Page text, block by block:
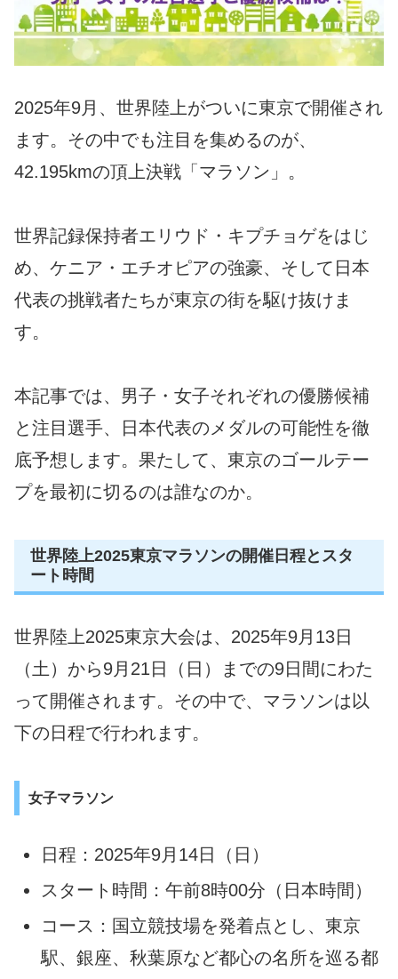
2025年9月、世界陸上がついに東京で開催され
ます。その中でも注目を集めるのが、
42.195kmの頂上決戦「マラソン」。
世界記録保持者エリウド・キプチョゲをはじ
め、ケニア・エチオピアの強豪、そして日本
代表の挑戦者たちが東京の街を駆け抜けま
す。
本記事では、男子・女子それぞれの優勝候補
と注目選手、日本代表のメダルの可能性を徹
底予想します。果たして、東京のゴールテー
プを最初に切るのは誰なのか。
世界陸上2025東京マラソンの開催日程とスタ
ート時間
世界陸上2025東京大会は、2025年9月13日
（土）から9月21日（日）までの9日間にわた
って開催されます。その中で、マラソンは以
下の日程で行われます。
女子マラソン
日程：2025年9月14日（日）
スタート時間：午前8時00分（日本時間）
コース：国立競技場を発着点とし、東京
駅、銀座、秋葉原など都心の名所を巡る都